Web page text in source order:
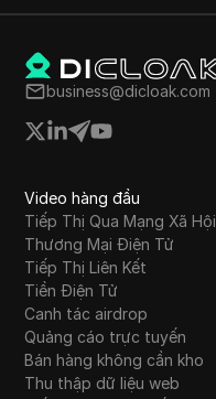
business@dicloak.com
Video hàng đầu
Tiếp Thị Qua Mạng Xã Hội
Thương Mại Điện Tử
Tiếp Thị Liên Kết
Tiền Điện Tử
Canh tác airdrop
Quảng cáo trực tuyến
Bán hàng không cần kho
Thu thập dữ liệu web